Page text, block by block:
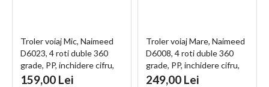
Troler voiaj Mic, Naimeed
D6023, 4 roti duble 360
grade, PP, inchidere cifru,
Galben, 35x21x47cm
159,00 Lei
Troler voiaj Mare, Naimeed
D6008, 4 roti duble 360
grade, PP, inchidere cifru,
Negru, 49x26x70cm
249,00 Lei